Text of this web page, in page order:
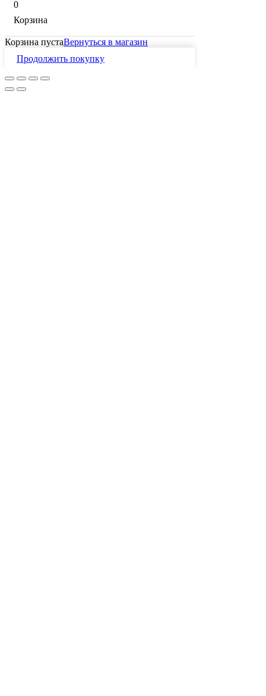
0
Корзина
Корзина пустаВернуться в магазин
Продолжить покупку